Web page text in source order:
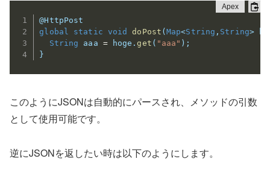
@HttpPost
global
static void doPost (Map<String , String>
String aaa = hoge .get ( "aaa" ) ;
}
このようにJSONは自動的にパースされ、メソッドの引数
として使用可能です。
逆にJSONを返したい時は以下のようにします。